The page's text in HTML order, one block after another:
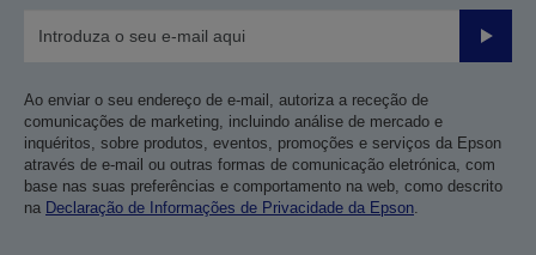
Enviar
Ao enviar o seu endereço de e-mail, autoriza a receção de
comunicações de marketing, incluindo análise de mercado e
inquéritos, sobre produtos, eventos, promoções e serviços da Epson
através de e-mail ou outras formas de comunicação eletrónica, com
base nas suas preferências e comportamento na web, como descrito
na Declaração de Informações de Privacidade da Epson.